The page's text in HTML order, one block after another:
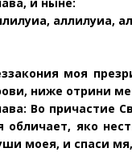
аллилуиа,
моя
ниже отрини
Во причастие
обличает, яко
моея, и спаси